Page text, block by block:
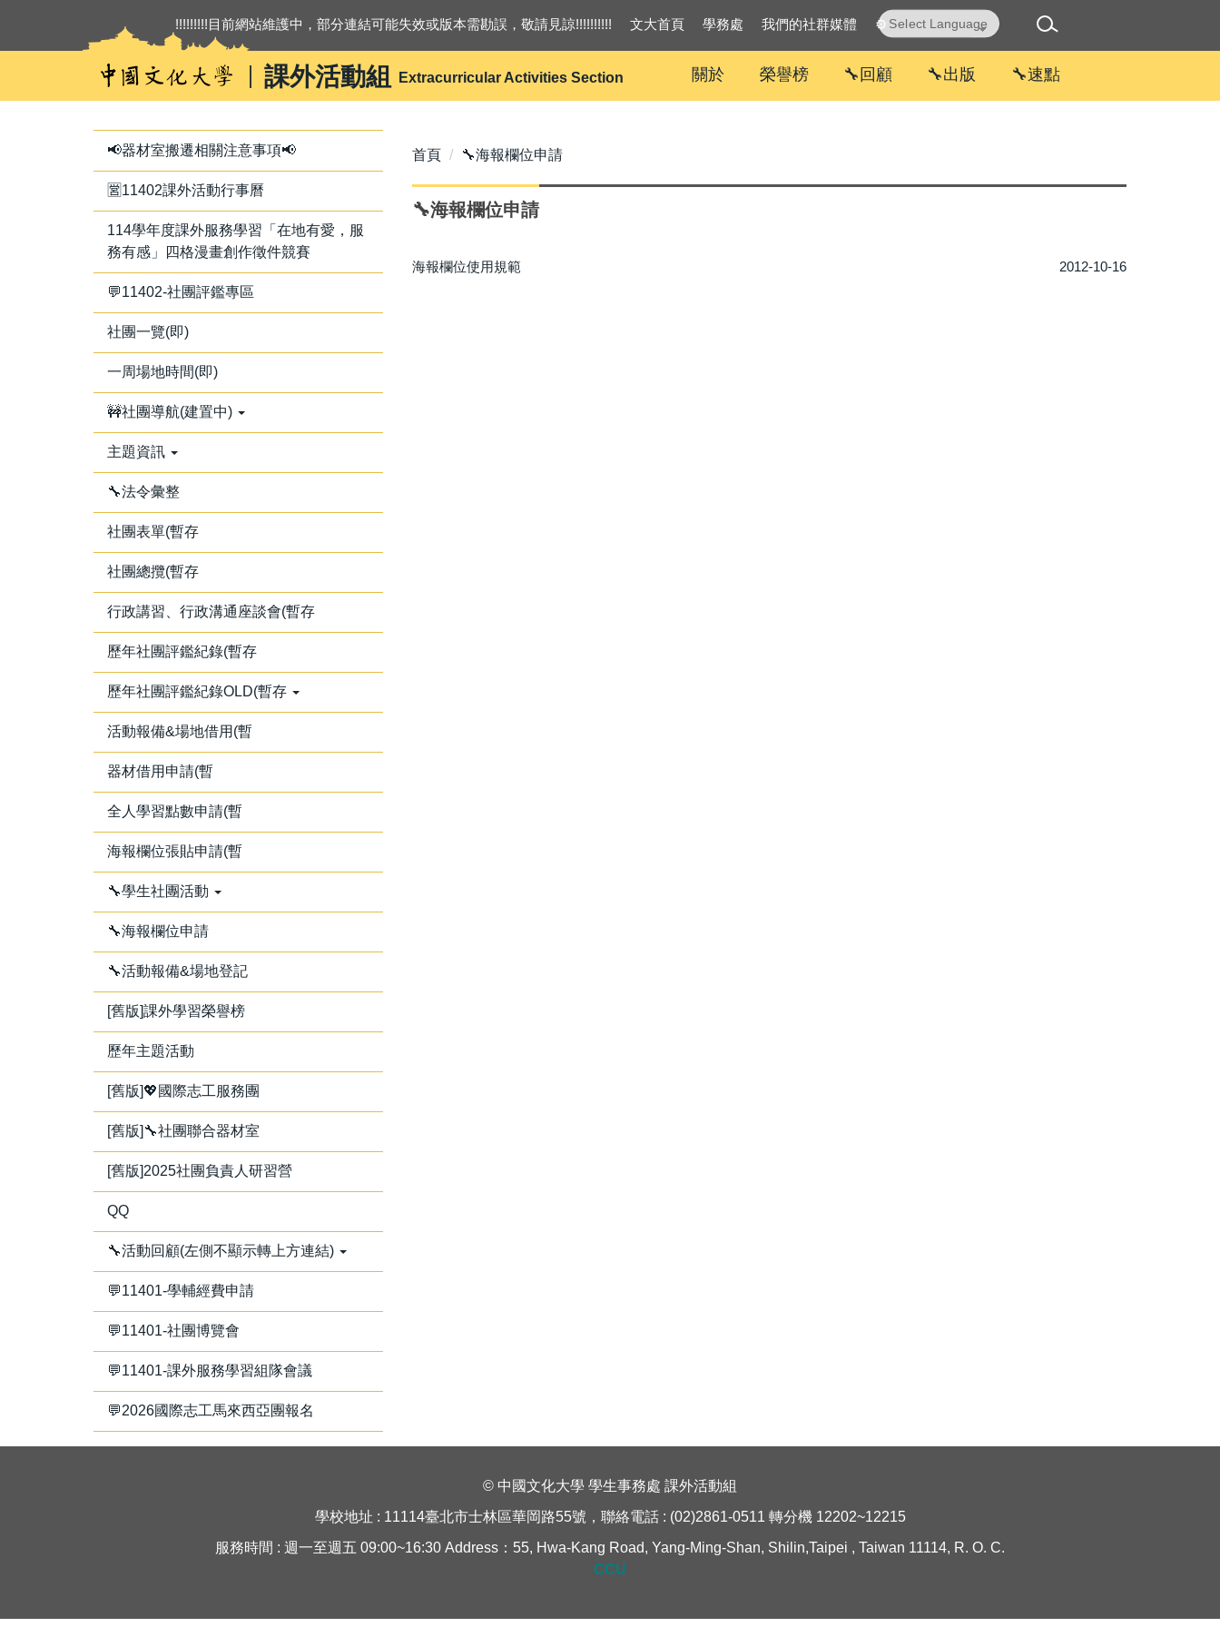
內
課外活動組 Extracurricular Activities Section
Translate
!!!!!!!!!目前網站維護中，部分連結可能失效或版本需勘誤，敬請見諒!!!!!!!!!! 文大首頁 學務處 我們的社群媒體 ⚙
關於 榮譽榜 🔧回顧 🔧出版 🔧速點
📢器材室搬遷相關注意事項📢
🈺11402課外活動行事曆
114學年度課外服務學習「在地有愛，服
務有感」四格漫畫創作徵件競賽
💬11402-社團評鑑專區
社團一覽(即)
一周場地時間(即)
🚧社團導航(建置中)
主題資訊
🔧法令彙整
社團表單(暫存
社團總攬(暫存
行政講習、行政溝通座談會(暫存
歷年社團評鑑紀錄(暫存
歷年社團評鑑紀錄OLD(暫存
活動報備&場地借用(暫
器材借用申請(暫
全人學習點數申請(暫
海報欄位張貼申請(暫
🔧學生社團活動
🔧海報欄位申請
🔧活動報備&場地登記
[舊版]課外學習榮譽榜
歷年主題活動
[舊版]💖國際志工服務團
[舊版]🔧社團聯合器材室
[舊版]2025社團負責人研習營
QQ
🔧活動回顧(左側不顯示轉上方連結)
💬11401-學輔經費申請
💬11401-社團博覽會
💬11401-課外服務學習組隊會議
💬2026國際志工馬來西亞團報名
首頁 🔧海報欄位申請
🔧海報欄位申請
海報欄位使用規範 2012-10-16
© 中國文化大學 學生事務處 課外活動組
學校地址 : 11114臺北市士林區華岡路55號，聯絡電話 : (02)2861-0511 轉分機 12202~12215
服務時間 : 週一至週五 09:00~16:30 Address：55, Hwa-Kang Road, Yang-Ming-Shan, Shilin,Taipei , Taiwan 11114, R. O. C.
CCU